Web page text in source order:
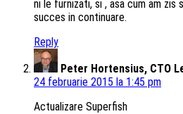
ni le furnizati, si , asa cum am zis
succes in continuare.
Reply
Peter Hortensius, CTO
24 februarie 2015 la 1:45 pm
Actualizare Superfish